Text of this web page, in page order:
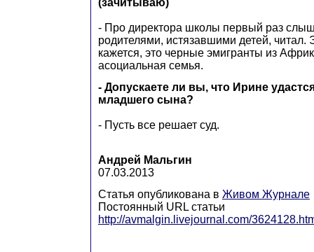
(зачитываю)
- Про директора школы первый раз
родителями, истязавшими детей,
кажется, это черные эмигранты из
асоциальная семья.
- Допускаете ли вы, что Ирине
младшего сына?
- Пусть все решает суд.
Андрей Мальгин
07.03.2013
Статья опубликована в Живом Журнале
Постоянный URL статьи
http://avmalgin.livejournal.com/